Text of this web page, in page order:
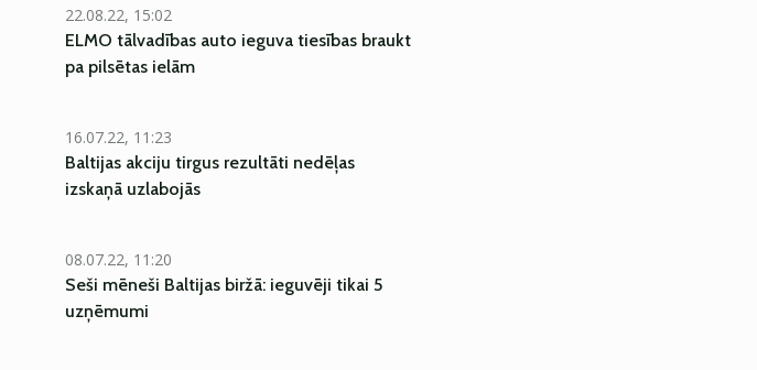
22.08.22, 15:02
ELMO tālvadības auto ieguva tiesības braukt
pa pilsētas ielām
16.07.22, 11:23
Baltijas akciju tirgus rezultāti nedēļas
izskaņā uzlabojās
08.07.22, 11:20
Seši mēneši Baltijas biržā: ieguvēji tikai 5
uzņēmumi